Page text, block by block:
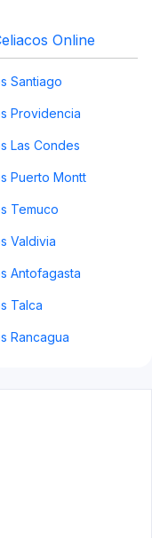
Online
Santiago
Providencia
Las Condes
Puerto Montt
Temuco
Valdivia
Antofagasta
Talca
Rancagua